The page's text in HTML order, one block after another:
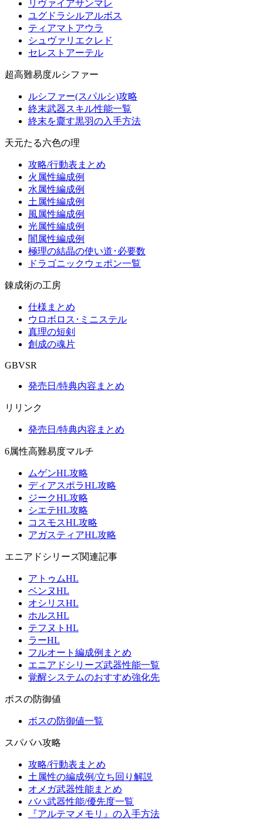
リヴァイアサンマレ
ユグドラシルアルボス
ティアマトアウラ
シュヴァリエクレド
セレストアーテル
超高難易度ルシファー
ルシファー(スパルシ)攻略
終末武器スキル性能一覧
終末を齎す黒羽の入手方法
天元たる六色の理
攻略/行動表まとめ
火属性編成例
水属性編成例
土属性編成例
風属性編成例
光属性編成例
闇属性編成例
極理の結晶の使い道･必要数
ドラゴニックウェポン一覧
錬成術の工房
仕様まとめ
ウロボロス･ミニステル
真理の短剣
創成の魂片
GBVSR
発売日/特典内容まとめ
リリンク
発売日/特典内容まとめ
6属性高難易度マルチ
ムゲンHL攻略
ディアスポラHL攻略
ジークHL攻略
シエテHL攻略
コスモスHL攻略
アガスティアHL攻略
エニアドシリーズ関連記事
アトゥムHL
ベンヌHL
オシリスHL
ホルスHL
テフヌトHL
ラーHL
フルオート編成例まとめ
エニアドシリーズ武器性能一覧
覚醒システムのおすすめ強化先
ボスの防御値
ボスの防御値一覧
スパバハ攻略
攻略/行動表まとめ
土属性の編成例/立ち回り解説
オメガ武器性能まとめ
バハ武器性能/優先度一覧
『アルテマメモリ』の入手方法